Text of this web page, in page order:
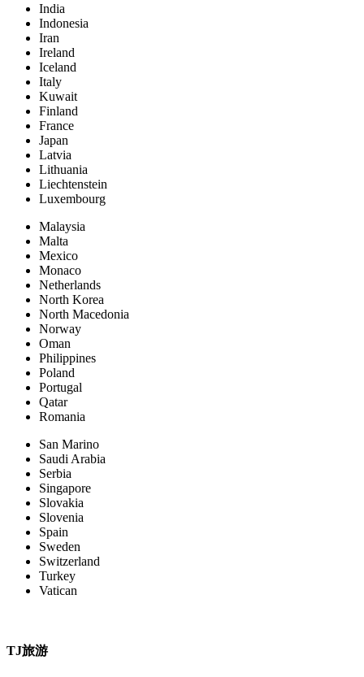
India
Indonesia
Iran
Ireland
Iceland
Italy
Kuwait
Finland
France
Japan
Latvia
Lithuania
Liechtenstein
Luxembourg
Malaysia
Malta
Mexico
Monaco
Netherlands
North Korea
North Macedonia
Norway
Oman
Philippines
Poland
Portugal
Qatar
Romania
San Marino
Saudi Arabia
Serbia
Singapore
Slovakia
Slovenia
Spain
Sweden
Switzerland
Turkey
Vatican
TJ旅游